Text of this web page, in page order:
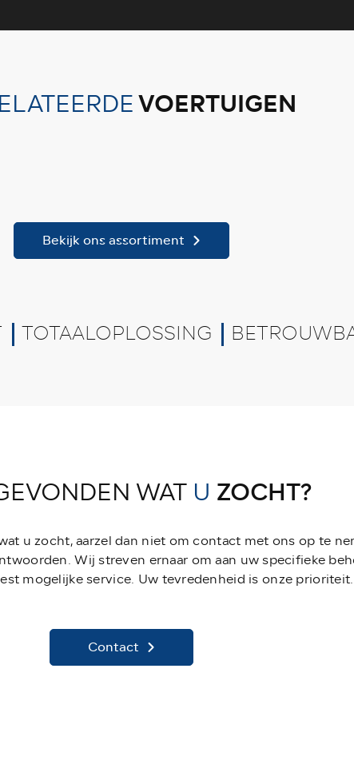
VOERTUIGEN
Bekijk ons assortiment
TOTAALOPLOSSING
WAT U ZOCHT?
u zocht, aarzel dan niet om contact met ons op te
Wij streven ernaar om aan uw specifieke
mogelijke service. Uw tevredenheid is onze prioriteit.
Contact